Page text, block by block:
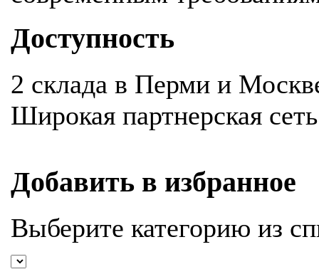
Доступность
2 склада в Перми и
Широкая партнерская
Добавить в избранное
Выберите категорию из